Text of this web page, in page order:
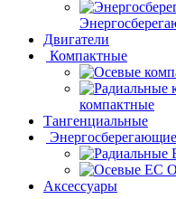
Двигатели
Компактные
компактные
Тангенциальные
Аксессуары